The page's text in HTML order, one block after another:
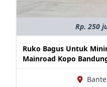
Rp. 250
Ruko Bagus Untuk
Mainroad Kopo